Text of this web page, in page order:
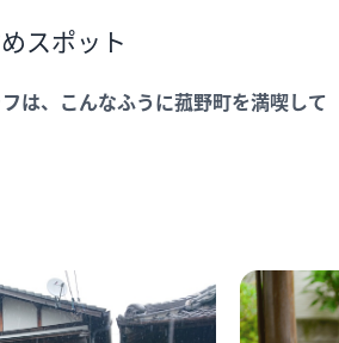
スポット
は、こんなふうに菰野町を満喫して